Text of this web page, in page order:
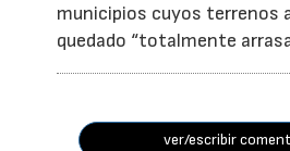
municipios cuyos terrenos
quedado “totalmente
ver/escribir